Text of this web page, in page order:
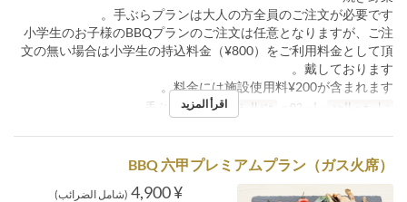
手ぶらプランは大人の方全員のご注文が必要です。
小学生のお子様のBBQプランのご注文は任意となりますが、ご注
文の無い場合は小学生の持込料金（¥800）をご利用料金として頂
戴しております。
料金には施設使用料¥200が含まれます。
تواريخ صالحة فئة المقعد 手ぶらガス火席
اقرأ المزيد
BBQ 六甲プレミアムプラン（ガス火席）
¥ 4,900 (شامل الضرائب)